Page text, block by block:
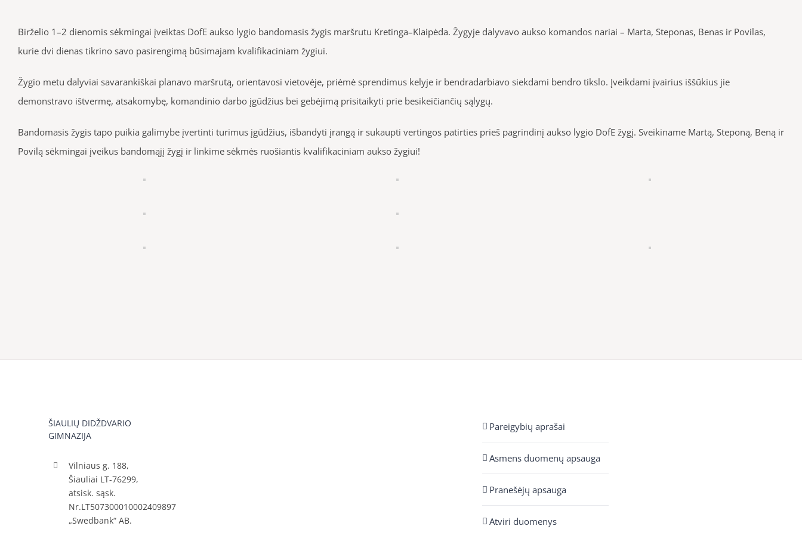
Birželio 1–2 dienomis sėkmingai įveiktas DofE aukso lygio bandomasis žygis maršrutu Kretinga–Klaipėda. Žygyje dalyvavo aukso komandos nariai – Marta, Steponas, Benas ir Povilas,
kurie dvi dienas tikrino savo pasirengimą būsimajam kvalifikaciniam žygiui.
Žygio metu dalyviai savarankiškai planavo maršrutą, orientavosi vietovėje, priėmė sprendimus kelyje ir bendradarbiavo siekdami bendro tikslo. Įveikdami įvairius iššūkius jie
demonstravo ištvermę, atsakomybę, komandinio darbo įgūdžius bei gebėjimą prisitaikyti prie besikeičiančių sąlygų.
Bandomasis žygis tapo puikia galimybe įvertinti turimus įgūdžius, išbandyti įrangą ir sukaupti vertingos patirties prieš pagrindinį aukso lygio DofE žygį. Sveikiname Martą, Steponą, Beną ir
Povilą sėkmingai įveikus bandomąjį žygį ir linkime sėkmės ruošiantis kvalifikaciniam aukso žygiui!
ŠIAULIŲ DIDŽDVARIO
GIMNAZIJA
Vilniaus g. 188,
Šiauliai LT-76299,
atsisk. sąsk.
Nr.LT507300010002409897
„Swedbank“ AB.
Pareigybių aprašai
Asmens duomenų apsauga
Pranešėjų apsauga
Atviri duomenys